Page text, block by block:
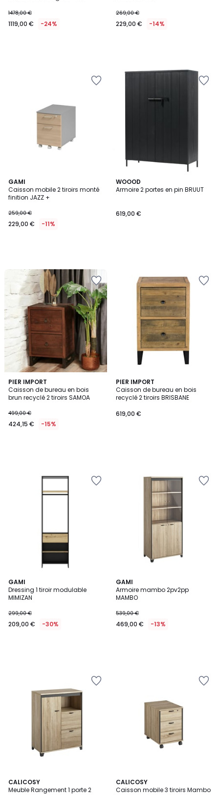
1478,00 €
1119,00 € -24%
269,00 €
229,00 € -14%
GAMI
Caisson mobile 2 tiroirs monté
finition JAZZ +
259,00 €
229,00 € -11%
WOOOD
Armoire 2 portes en pin BRUUT
619,00 €
PIER IMPORT
Caisson de bureau en bois
brun recyclé 2 tiroirs SAMOA
499,00 €
424,15 € -15%
PIER IMPORT
Caisson de bureau en bois
recyclé 2 tiroirs BRISBANE
619,00 €
GAMI
Dressing 1 tiroir modulable
MIMIZAN
299,00 €
209,00 € -30%
GAMI
Armoire mambo 2pv2pp
MAMBO
539,00 €
469,00 € -13%
CALICOSY
Meuble Rangement 1 porte 2
CALICOSY
Caisson mobile 3 tiroirs Mambo
5
/